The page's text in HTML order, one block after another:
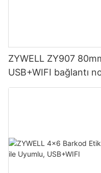
ZYWELL ZY907
USB+WIFI bağlantı